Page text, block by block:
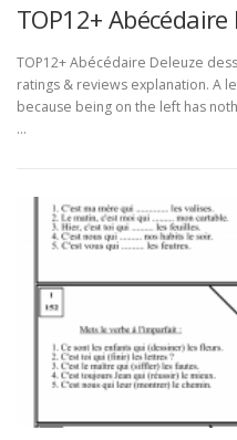
TOP12+
TOP12+ Abécédaire Deleuze
ratings & reviews explanation. A
because being on the left has
…